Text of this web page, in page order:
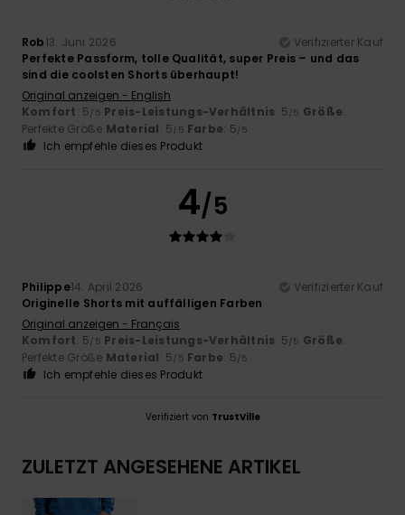
Rob13. Juni 2026
Verifizierter Kauf
Perfekte Passform, tolle Qualität, super Preis – und das
sind die coolsten Shorts überhaupt!
Original anzeigen - English
Komfort: 5/5 Preis-Leistungs-Verhältnis: 5/5 Größe:
Perfekte Größe Material: 5/5 Farbe: 5/5
Ich empfehle dieses Produkt
4/5
Philippe14. April 2026
Verifizierter Kauf
Originelle Shorts mit auffälligen Farben
Original anzeigen - Français
Komfort: 5/5 Preis-Leistungs-Verhältnis: 5/5 Größe:
Perfekte Größe Material: 5/5 Farbe: 5/5
Ich empfehle dieses Produkt
Verifiziert von TrustVille
ZULETZT ANGESEHENE ARTIKEL